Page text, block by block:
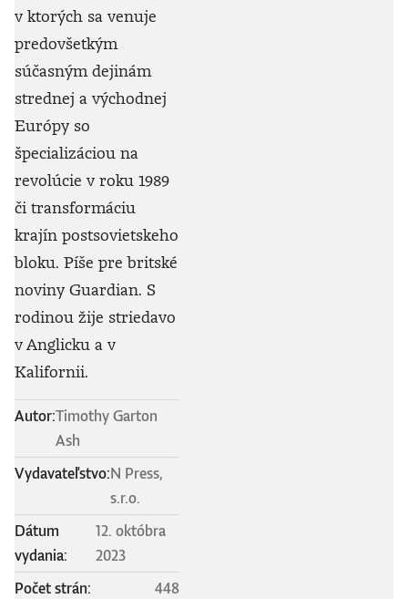
v ktorých sa venuje
predovšetkým
súčasným dejinám
strednej a východnej
Európy so
špecializáciou na
revolúcie v roku 1989
či transformáciu
krajín postsovietskeho
bloku. Píše pre britské
noviny Guardian. S
rodinou žije striedavo
v Anglicku a v
Kalifornii.
Autor:Timothy Garton
Ash
Vydavateľstvo:N Press,
s.r.o.
Dátum
vydania:
12. októbra
2023
Počet strán:
448